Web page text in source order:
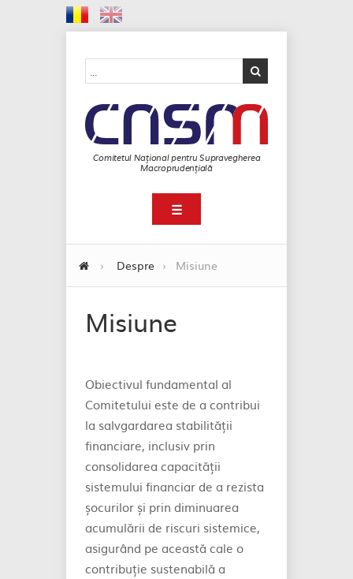
Comitetul Național pentru Supravegherea
Macroprudențială
☰
› Despre › Misiune
Misiune
Obiectivul fundamental al
Comitetului este de a contribui
la salvgardarea stabilității
financiare, inclusiv prin
consolidarea capacității
sistemului financiar de a rezista
șocurilor și prin diminuarea
acumulării de riscuri sistemice,
asigurând pe această cale o
contribuție sustenabilă a